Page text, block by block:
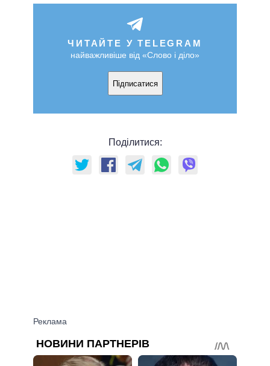
ЧИТАЙТЕ У TELEGRAM
найважливіше від «Слово і діло»
Підписатися
Поділитися: